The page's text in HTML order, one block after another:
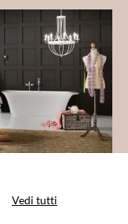
Vedi tutti